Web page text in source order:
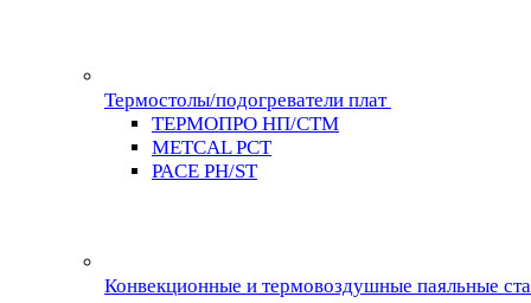
Термостолы/подогреватели плат
ТЕРМОПРО НП/СТМ
METCAL PCT
PACE PH/ST
Конвекционные и термовоздушные паяльные